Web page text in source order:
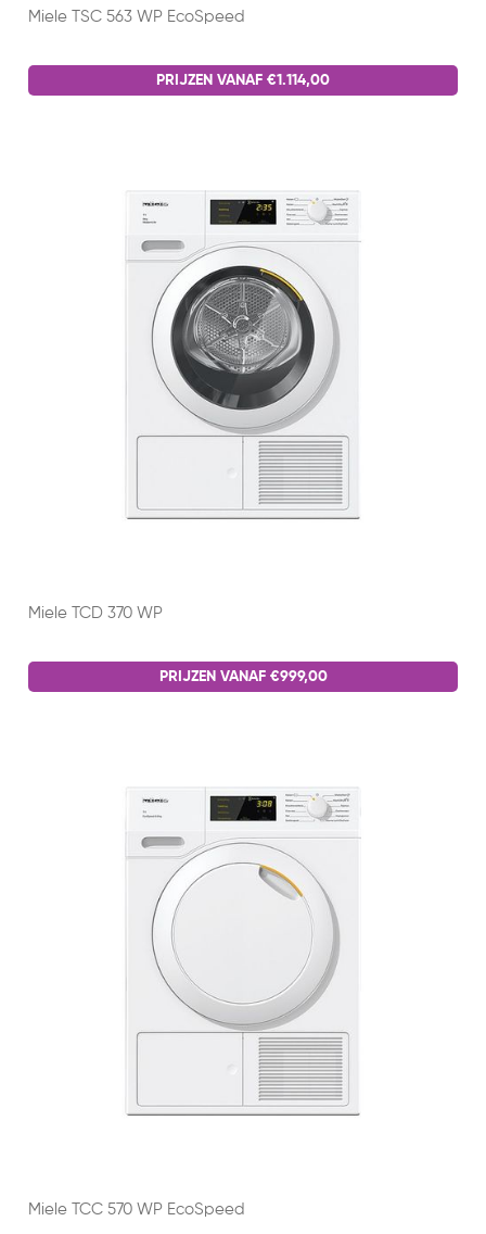
Miele TSC 563 WP EcoSpeed
PRIJZEN VANAF €1.114,00
Miele TCD 370 WP
PRIJZEN VANAF €999,00
Miele TCC 570 WP EcoSpeed